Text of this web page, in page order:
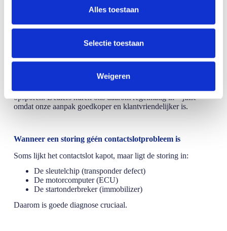
Alles toestaan
Selectie toestaan
Weigeren
voordeliger is dan dealerprijzen.
👉 Bekijk ook:Contactslot auto vervangen
Waarom dealers ons inschakelen
ABRITES USA-diagnoseapparatuur
opsporen. Dealers huren ons daarom regelmatig in – juist
omdat onze aanpak goedkoper en klantvriendelijker is.
Wanneer een storing géén contactslotprobleem is
Soms lijkt het contactslot kapot, maar ligt de storing in:
De sleutelchip (transponder defect)
De motorcomputer (ECU)
De startonderbreker (immobilizer)
Daarom is goede diagnose cruciaal.